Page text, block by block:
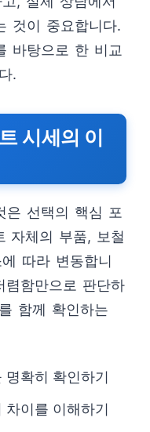
것이 중요합니다.
바탕으로 한 비교
.
시세의 이
은 선택의 핵심 포
자체의 부품, 보철
따라 변동합니
함만으로 판단하
함께 확인하는
명확히 확인하기
이를 이해하기